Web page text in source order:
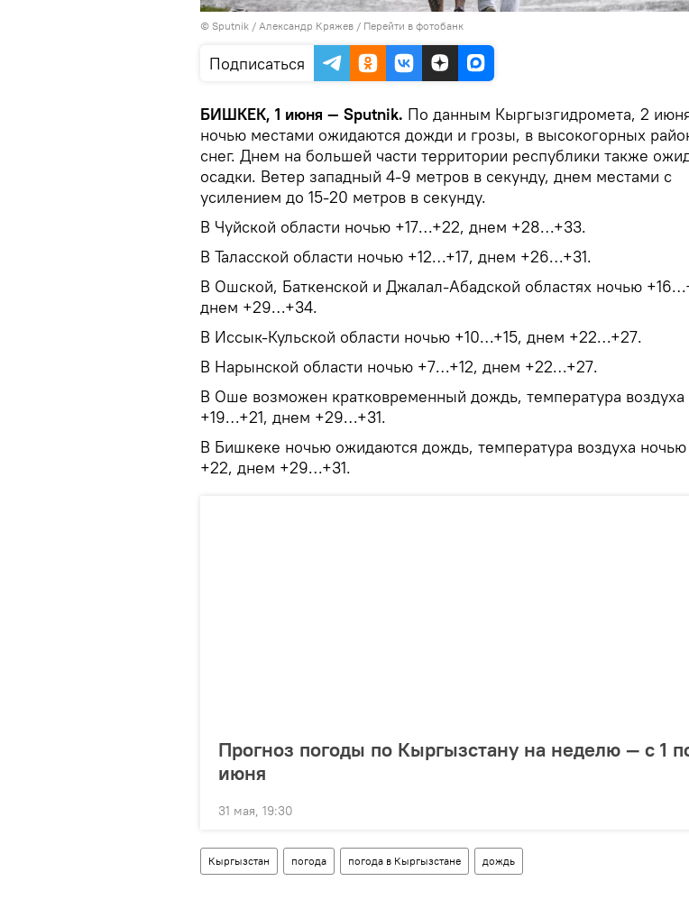
© Sputnik / Александр Кряжев / Перейти в фотобанк
Подписаться
БИШКЕК, 1 июня — Sputnik. По данным Кыргызгидромета, 2
ночью местами ожидаются дожди и грозы, в высокогорных
снег. Днем на большей части территории республики также
осадки. Ветер западный 4-9 метров в секунду, днем местами с
усилением до 15-20 метров в секунду.
В Чуйской области ночью +17…+22, днем +28…+33.
В Таласской области ночью +12…+17, днем +26…+31.
В Ошской, Баткенской и Джалал-Абадской областях ночью
днем +29…+34.
В Иссык-Кульской области ночью +10…+15, днем +22…+27.
В Нарынской области ночью +7…+12, днем +22…+27.
В Оше возможен кратковременный дождь, температура
+19…+21, днем +29…+31.
В Бишкеке ночью ожидаются дождь, температура воздуха
+22, днем +29…+31.
Прогноз погоды по Кыргызстану на неделю — с 1
июня
31 мая, 19:30
Кыргызстан погода погода в Кыргызстане дождь